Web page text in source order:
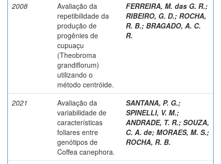
2008
Avaliação da
repetibilidade da
produção de
progênies de
cupuaçu
(Theobroma
grandiflorum)
utilizando o
método centróide.
FERREIRA, M. das G. R.;
RIBEIRO, G. D.; ROCHA,
R. B.; BRAGADO, A. C.
R.
2021
Avaliação da
variabilidade de
características
foliares entre
genótipos de
Coffea canephora.
SANTANA, P. G.;
SPINELLI, V. M.;
ANDRADE, T. R.; SOUZA,
C. A. de; MORAES, M. S.;
ROCHA, R. B.